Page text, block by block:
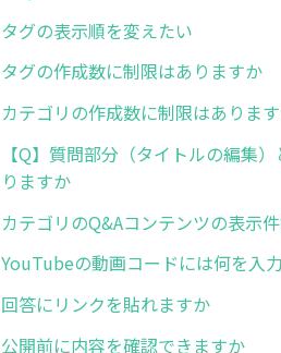
タグの表示順を変えたい
タグの作成数に制限はありますか
カテゴリの作成数に制限はありま
【Q】質問部分（タイトルの編集
りますか
カテゴリのQ&Aコンテンツの表示
YouTubeの動画コードには何を入
回答にリンクを貼れますか
公開前に内容を確認できますか